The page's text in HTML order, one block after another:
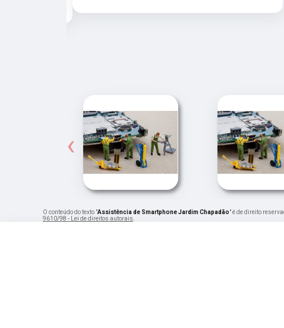
‹
O conteúdo do texto "Assistência de Smartphone Jardim Chapadão" é de direito
9610/98 - Lei de direitos autorais